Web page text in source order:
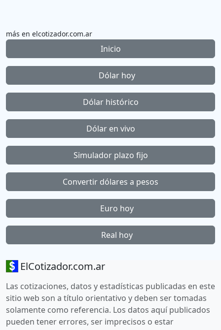
más en elcotizador.com.ar
Inicio
Dólar hoy
Dólar histórico
Dólar en vivo
Simulador plazo fijo
Convertir dólares a pesos
Euro hoy
Real hoy
ElCotizador.com.ar
Las cotizaciones, datos y estadísticas publicadas en este
sitio web son a título orientativo y deben ser tomadas
solamente como referencia. Los datos aquí publicados
pueden tener errores, ser imprecisos o estar